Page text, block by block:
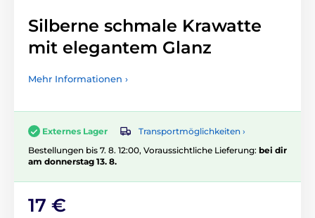
Silberne schmale Krawatte
mit elegantem Glanz
Mehr Informationen ›
Externes Lager
Transportmöglichkeiten ›
Bestellungen bis 7. 8. 12:00, Voraussichtliche Lieferung: bei dir
am donnerstag 13. 8.
17 €